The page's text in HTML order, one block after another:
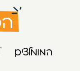
המומלצים